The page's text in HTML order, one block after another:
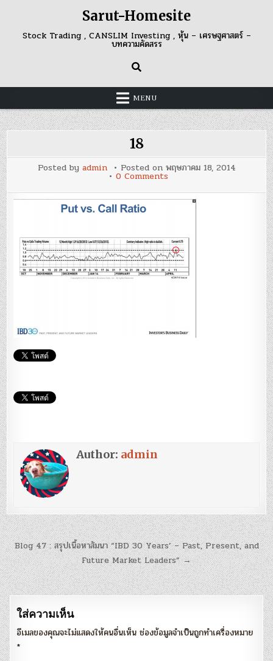
content
Sarut-Homesite
Stock Trading , CANSLIM Investing , หุ้น – เศรษฐศาสตร์ –
บทความคัดสรร
MENU
18
Posted by admin Posted on พฤษภาคม 18, 2014
0 Commentson
Author: admin
แนะแนว
เรื่อง
Blog 47 : สรุปเนื้อหาสัมนา “IBD 30 Years’ – Past, Present, and
Future Market Leaders” →
ใส่ความเห็น
อีเมลของคุณจะไม่แสดงให้คนอื่นเห็น ช่องข้อมูลจำเป็นถูกทำเครื่องหมาย
*